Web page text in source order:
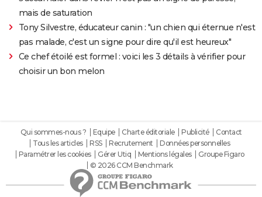
mais de saturation
Tony Silvestre, éducateur canin : "un chien qui éternue n'est
pas malade, c'est un signe pour dire qu'il est heureux"
Ce chef étoilé est formel : voici les 3 détails à vérifier pour
choisir un bon melon
Qui sommes-nous ? Equipe Charte éditoriale Publicité
Contact
Tous les articles
RSS Recrutement
Données personnelles
Paramétrer les cookies
Gérer Utiq Mentions légales
Groupe Figaro
© 2026 CCM Benchmark